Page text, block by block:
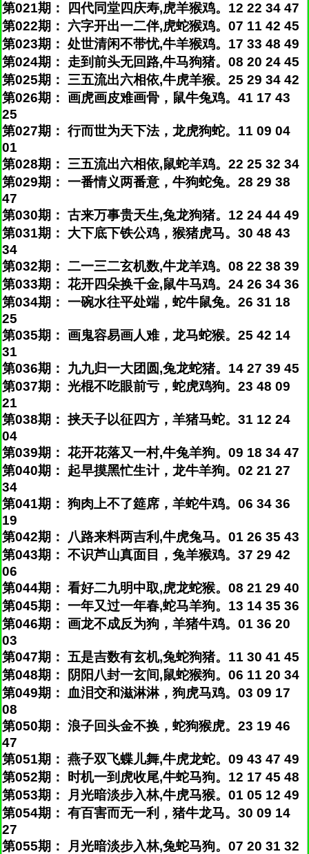
第021期： 四代同堂四庆寿,虎羊猴鸡。12 22 34 47
第022期： 六字开出一二伴,虎蛇猴鸡。07 11 42 45
第023期： 处世清闲不带忧,牛羊猴鸡。17 33 48 49
第024期： 走到前头无回路,牛马狗猪。08 20 24 45
第025期： 三五流出六相依,牛虎羊猴。25 29 34 42
第026期： 画虎画皮难画骨，鼠牛兔鸡。41 17 43
25
第027期： 行而世为天下法，龙虎狗蛇。11 09 04
01
第028期： 三五流出六相依,鼠蛇羊鸡。22 25 32 34
第029期： 一番情义两番意，牛狗蛇兔。28 29 38
47
第030期： 古来万事贵天生,兔龙狗猪。12 24 44 49
第031期： 大下底下铁公鸡，猴猪虎马。30 48 43
34
第032期： 二一三二玄机数,牛龙羊鸡。08 22 38 39
第033期： 花开四朵换千金,鼠牛马鸡。24 26 34 36
第034期： 一碗水往平处端，蛇牛鼠兔。26 31 18
25
第035期： 画鬼容易画人难，龙马蛇猴。25 42 14
31
第036期： 九九归一大团圆,兔龙蛇猪。14 27 39 45
第037期： 光棍不吃眼前亏，蛇虎鸡狗。23 48 09
21
第038期： 挟天子以征四方，羊猪马蛇。31 12 24
04
第039期： 花开花落又一村,牛兔羊狗。09 18 34 47
第040期： 起早摸黑忙生计，龙牛羊狗。02 21 27
34
第041期： 狗肉上不了筵席，羊蛇牛鸡。06 34 36
19
第042期： 八路来料两吉利,牛虎兔马。01 26 35 43
第043期： 不识芦山真面目，兔羊猴鸡。37 29 42
06
第044期： 看好二九明中取,虎龙蛇猴。08 21 29 40
第045期： 一年又过一年春,蛇马羊狗。13 14 35 36
第046期： 画龙不成反为狗，羊猪牛鸡。01 36 20
03
第047期： 五是吉数有玄机,兔蛇狗猪。11 30 41 45
第048期： 阴阳八封一玄间,鼠蛇猴狗。06 11 20 34
第049期： 血泪交和滋淋淋，狗虎马鸡。03 09 17
08
第050期： 浪子回头金不换，蛇狗猴虎。23 19 46
47
第051期： 燕子双飞蝶儿舞,牛虎龙蛇。09 43 47 49
第052期： 时机一到虎收尾,牛蛇马狗。12 17 45 48
第053期： 月光暗淡步入林,牛虎马猴。01 05 12 49
第054期： 有百害而无一利，猪牛龙马。30 09 14
27
第055期： 月光暗淡步入林,兔蛇马狗。07 20 31 32